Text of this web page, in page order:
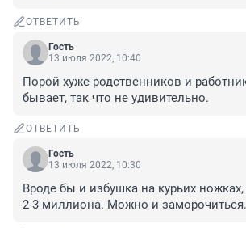
ОТВЕТИТЬ
Гость
13 июля 2022, 10:40
Порой хуже родственников и
бывает, так что не удивительно.
ОТВЕТИТЬ
Гость
13 июля 2022, 10:30
Вроде бы и избушка на курьих
2-3 миллиона. Можно и заморочиться.